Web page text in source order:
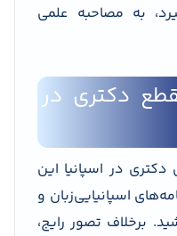
به مصاحبه علمی
دکتری در
در اسپانیا این
اسپانیایی‌زبان و
برخلاف تصور رایج،